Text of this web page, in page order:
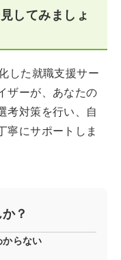
してみましょ
した就職支援サー
ザーが、あなたの
考対策を行い、自
寧にサポートしま
？
からない